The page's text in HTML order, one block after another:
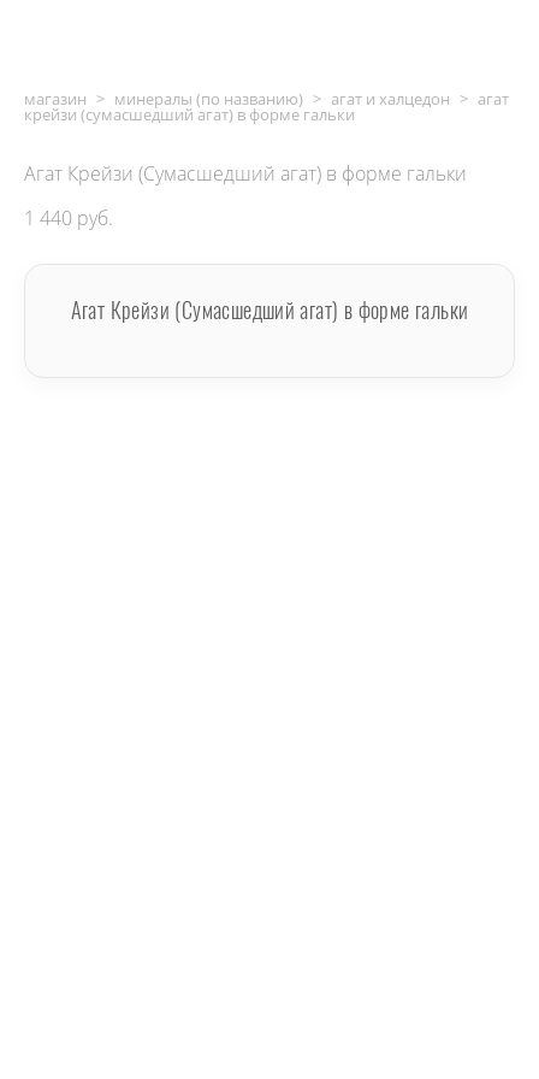
магазин > минералы (по названию) > агат и халцедон > агат
крейзи (сумасшедший агат) в форме гальки
Агат Крейзи (Сумасшедший агат) в форме гальки
1 440 pуб.
Агат Крейзи (Сумасшедший агат) в форме гальки